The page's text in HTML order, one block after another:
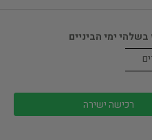
בשלהי ימי הביניים
רכישה ישירה